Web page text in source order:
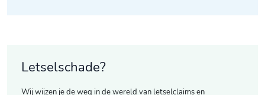
Letselschade?
Wij wijzen je de weg in de wereld van letselclaims en